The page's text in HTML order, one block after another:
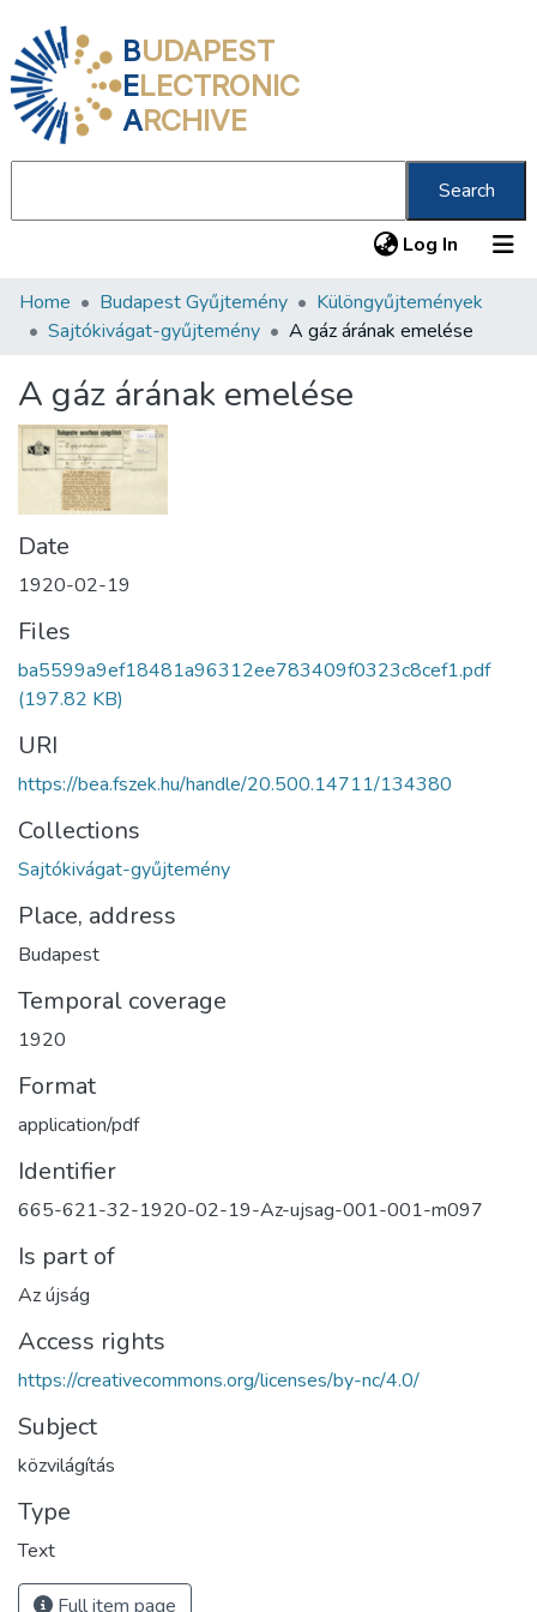
BUDAPEST
ELECTRONIC
ARCHIVE
Search
Log In (current)
Communities & Collections
Statistics
About us
Home Budapest Gyűjtemény
Különgyűjtemények
Sajtókivágat-gyűjtemény
A gáz árának emelése
A gáz árának emelése
Date
1920-02-19
Files
ba5599a9ef18481a96312ee783409f0323c8cef1.pdf
(197.82 KB)
URI
https://bea.fszek.hu/handle/20.500.14711/134380
Collections
Sajtókivágat-gyűjtemény
Place, address
Budapest
Temporal coverage
1920
Format
application/pdf
Identifier
665-621-32-1920-02-19-Az-ujsag-001-001-m097
Is part of
Az újság
Access rights
https://creativecommons.org/licenses/by-nc/4.0/
Subject
közvilágítás
Type
Text
Full item page